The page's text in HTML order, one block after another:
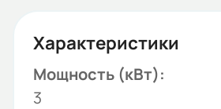
Характеристики
Мощность (кВт):
3